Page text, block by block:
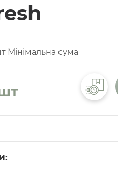
Мінімальна сума